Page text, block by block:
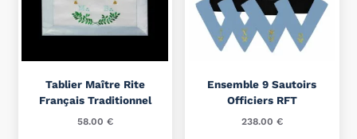
Tablier Maître Rite
Français Traditionnel
58.00 €
Ensemble 9 Sautoirs
Officiers RFT
238.00 €